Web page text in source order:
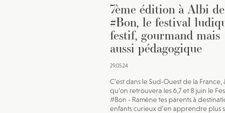
7ème édition à Albi de
#Bon, le festival
festif, gourmand mais
aussi pédagogique
29.05.24
C’est dans le Sud-Ouest de la France,
qu’on retrouvera les 6,7 et 8 juin le
#Bon - Ramène tes parents à
enfants curieux d’en apprendre plus